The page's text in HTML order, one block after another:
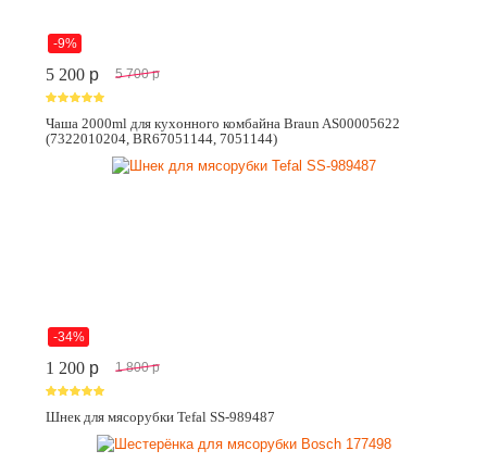
-9%
5 200 p 5 700 p
Чаша 2000ml для кухонного комбайна Braun AS00005622
(7322010204, BR67051144, 7051144)
-34%
1 200 p 1 800 p
Шнек для мясорубки Tefal SS-989487